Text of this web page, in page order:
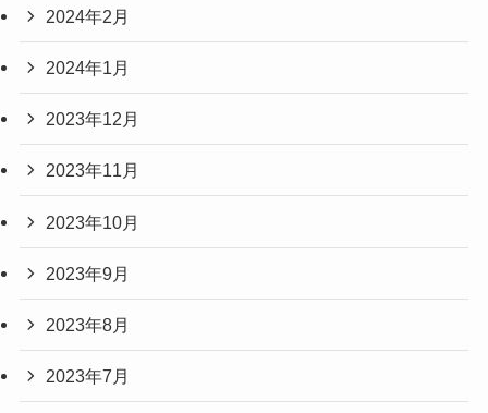
2024年2月
2024年1月
2023年12月
2023年11月
2023年10月
2023年9月
2023年8月
2023年7月